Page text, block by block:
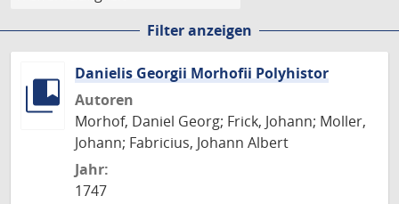
Filter anzeigen
Danielis Georgii Morhofii Polyhistor
Autoren
Morhof, Daniel Georg; Frick, Johann; Moller,
Johann; Fabricius, Johann Albert
Jahr:
1747